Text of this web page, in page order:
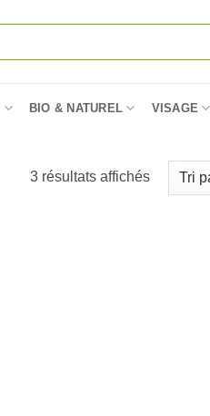
BIO & NATUREL VISAGE
3 résultats affichésTrié
par